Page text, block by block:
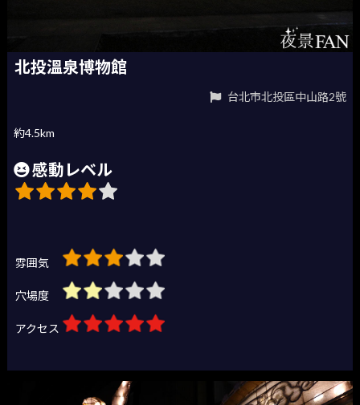
北投溫泉博物館
台北市北投區中山路2號
約4.5km
感動レベル
雰囲気
穴場度
アクセス